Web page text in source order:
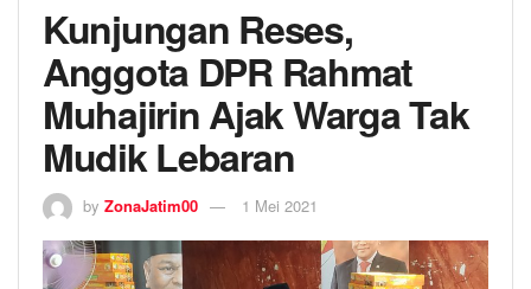
Kunjungan Reses,
Anggota DPR Rahmat
Muhajirin Ajak Warga Tak
Mudik Lebaran
by ZonaJatim00 1 Mei 2021